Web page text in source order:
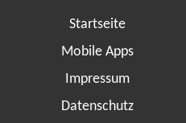
Startseite
Mobile Apps
Impressum
Datenschutz